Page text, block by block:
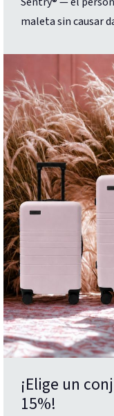
maleta sin causar
¡Elige un
15%!